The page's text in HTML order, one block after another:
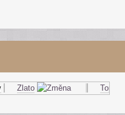
Zlato Topný